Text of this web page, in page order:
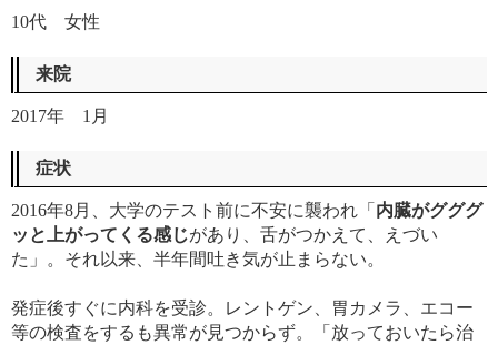
10代 女性
来院
2017年 1月
症状
2016年8月、大学のテスト前に不安に襲われ「 内臓がグググ
ッと上がってくる感じがあり、舌がつかえて、えづい
た」。それ以来、半年間吐き気が止まらない。
発症後すぐに内科を受診。レントゲン、胃カメラ、エコー
等の検査をするも異常が見つからず。「放っておいたら治